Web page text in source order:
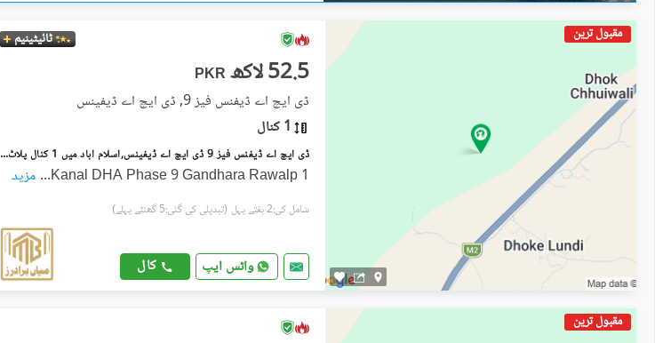
مقبول ترین ٹائیٹینیم
PKR 52.5 لاکھ
ڈی ایچ اے ڈیفنس فیز 9, ڈی ایچ اے ڈیفینس
1 کنال
ڈی ایچ اے ڈیفنس فیز 9 ڈی ایچ اے ڈیفینس,اسلام آباد میں 1 کنال پلاٹ فائل 52.5 لاکھ میں برائے فروخت۔
1 Kanal DHA Phase 9 Gandhara Rawalp
... مزید
شامل کی:2 ہفتے پہل (تبدیلی کی گئی:5 گھنٹے پہلے)
واٹس ایپ کال
مقبول ترین